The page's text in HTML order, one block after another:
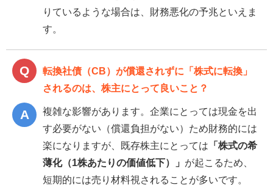
りているような場合は、財務悪化の予兆といえま
す。
転換社債（CB）が償還されずに「株式に転換」
されるのは、株主にとって良いこと？
複雑な影響があります。企業にとっては現金を出
す必要がない（償還負担がない）ため財務的には
楽になりますが、既存株主にとっては 「株式の希
薄化（1株あたりの価値低下）」 が起こるため、
短期的には売り材料視されることが多いです。